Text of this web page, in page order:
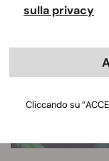
sulla privacy
Cliccando su